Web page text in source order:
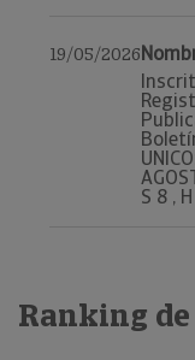
19/05/2026
S 8 ,
Ranking